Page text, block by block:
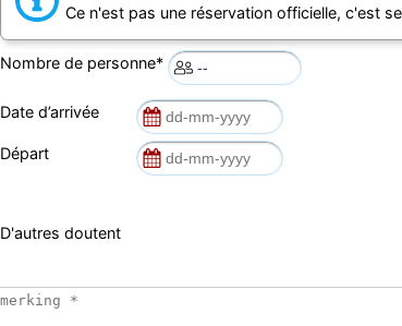
Ce n'est pas une réservation officielle, c'est
Nombre de personne*
Date d’arrivée
Départ
D'autres doutent